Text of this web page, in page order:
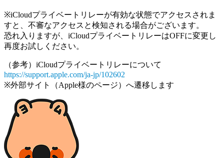
※iCloudプライベートリレーが有効な状態でアクセスされま
すと、不審なアクセスと検知される場合がございます。
恐れ入りますが、iCloudプライベートリレーはOFFに変更し
再度お試しください。
（参考）iCloudプライベートリレーについて
https://support.apple.com/ja-jp/102602
※外部サイト（Apple様のページ）へ遷移します